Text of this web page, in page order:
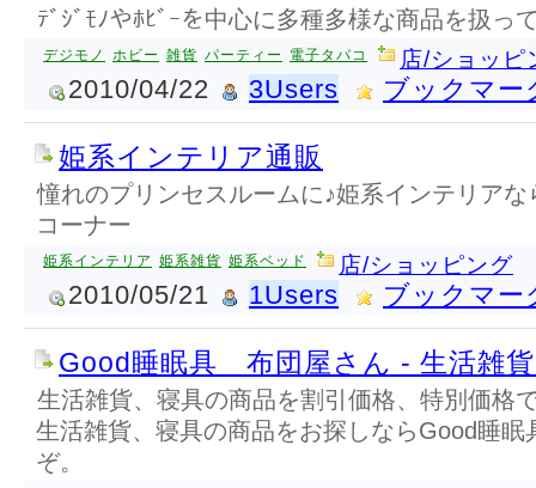
ﾃﾞｼﾞﾓﾉやﾎﾋﾞｰを中心に多種多様な商品を扱っ
デジモノ ホビー 雑貨 パーティー 電子タバコ 店/ショッピ
2010/04/22 3Users ブックマー
姫系インテリア通販
憧れのプリンセスルームに♪姫系インテリア
コーナー
姫系インテリア 姫系雑貨 姫系ベッド 店/ショッピング
2010/05/21 1Users ブックマー
Good睡眠具 布団屋さん - 生活雑
生活雑貨、寝具の商品を割引価格、特別価格
生活雑貨、寝具の商品をお探しならGood睡
ぞ。